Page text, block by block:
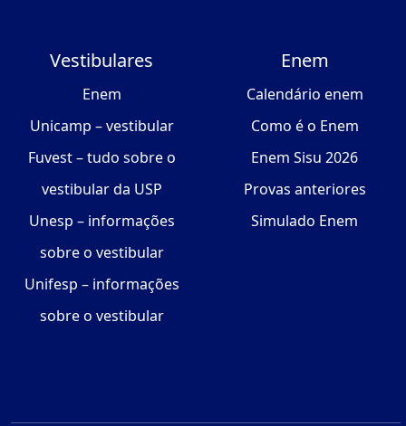
Vestibulares
Enem
Unicamp – vestibular
Fuvest – tudo sobre o
vestibular da USP
Unesp – informações
sobre o vestibular
Unifesp – informações
sobre o vestibular
Enem
Calendário enem
Como é o Enem
Enem Sisu 2026
Provas anteriores
Simulado Enem